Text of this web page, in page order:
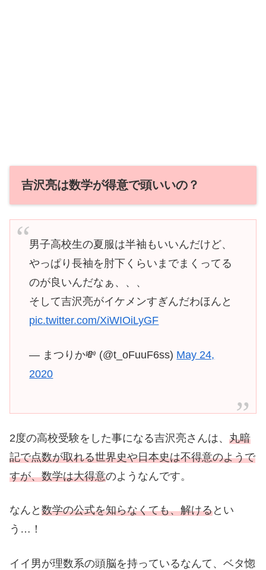
吉沢亮は数学が得意で頭いいの？
男子高校生の夏服は半袖もいいんだけど、
やっぱり長袖を肘下くらいまでまくってる
のが良いんだなぁ、、、
そして吉沢亮がイケメンすぎんだわほんと
pic.twitter.com/XiWIOiLyGF
— まつりか💸 (@t_oFuuF6ss) May 24,
2020
2度の高校受験をした事になる吉沢亮さんは、 丸暗
記で点数が取れる世界史や日本史は不得意のようで
すが、数学は大得意のようなんです。
なんと 数学の公式を知らなくても、解けるとい
う…！
イイ男が理数系の頭脳を持っているなんて、ベタ惚